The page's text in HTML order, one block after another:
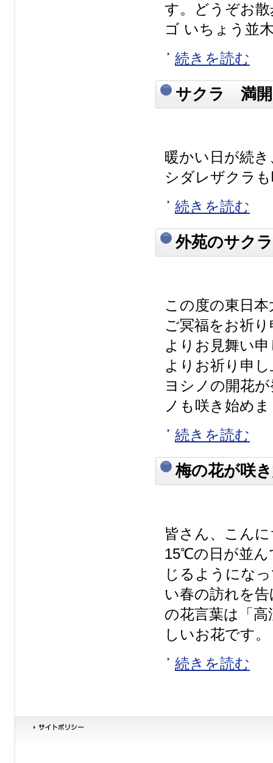
す。どうぞお
ゴ いちょう並
続きを読む
サクラ 満開
暖かい日が続
シダレザクラ
続きを読む
外苑のサクラ
この度の東日
ご冥福をお祈
よりお見舞い
よりお祈り申
ヨシノの開花
ノも咲き始め
続きを読む
梅の花が咲
皆さん、こん
15℃の日が並ん
じるようにな
い春の訪れを
の花言葉は「
しいお花です
続きを読む